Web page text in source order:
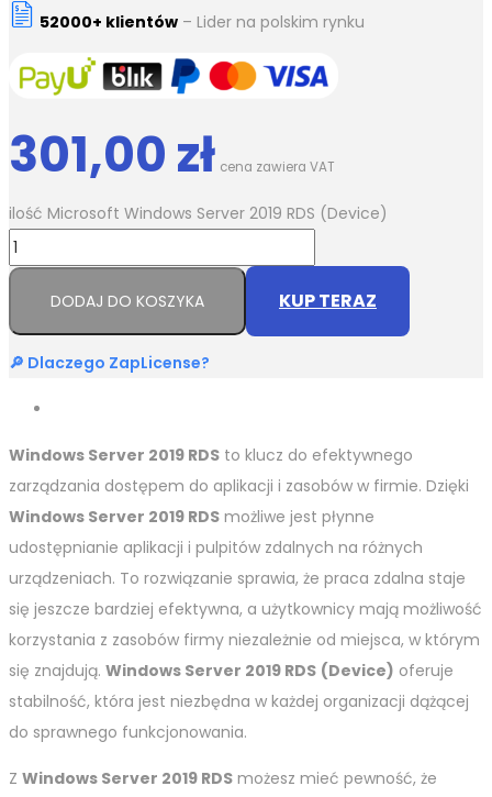
301,00zł cena zawiera VAT
52000+ klientów – Lider na polskim rynku
ilość Microsoft Windows Server 2019 RDS (Device)
DODAJ DO KOSZYKA KUP TERAZ
🔎 Dlaczego ZapLicense?
Windows Server 2019 RDS to klucz do efektywnego
zarządzania dostępem do aplikacji i zasobów w firmie. Dzięki
Windows Server 2019 RDS możliwe jest płynne
udostępnianie aplikacji i pulpitów zdalnych na różnych
urządzeniach. To rozwiązanie sprawia, że praca zdalna staje
się jeszcze bardziej efektywna, a użytkownicy mają możliwość
korzystania z zasobów firmy niezależnie od miejsca, w którym
się znajdują. Windows Server 2019 RDS (Device) oferuje
stabilność, która jest niezbędna w każdej organizacji dążącej
do sprawnego funkcjonowania.
Z Windows Server 2019 RDS możesz mieć pewność, że